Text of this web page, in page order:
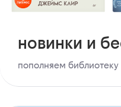
новинки и
пополняем